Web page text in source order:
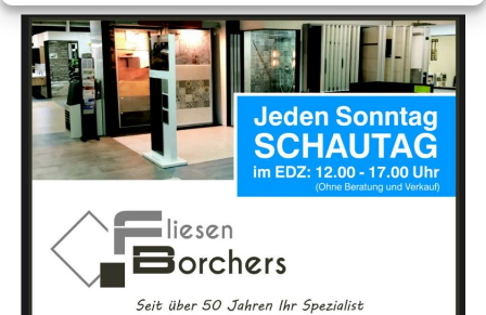
Abdich­tung
aller Art im
Fokus. Von
klei­nen Repa­
ra­tu­ren bis
hin zu kom­
plet­ten Neu­
de­ckun­gen –
Sorg­falt und